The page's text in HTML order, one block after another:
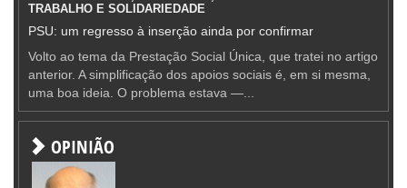
TRABALHO E SOLIDARIEDADE
PSU: um regresso à inserção ainda por confirmar
Volto ao tema da Prestação Social Única, que tratei no artigo
anterior. A simplificação dos apoios sociais é, em si mesma,
uma boa ideia. O problema estava —...
OPINIÃO